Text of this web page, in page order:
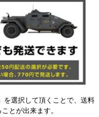
を選択して頂くことで、送料
とが出来ます。